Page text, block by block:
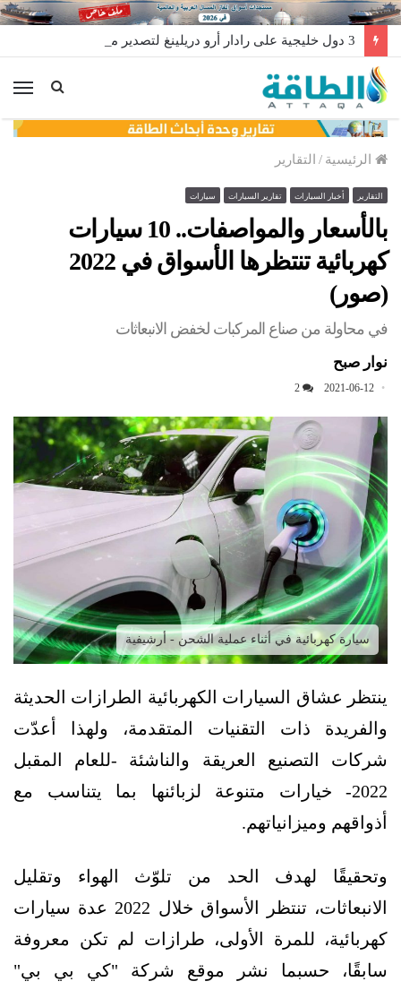
3 دول خليجية على رادار أرو دريلينغ لتصدير منصات الحفر
الرئيسية / التقارير
التقارير أخبار السيارات تقارير السيارات سيارات
بالأسعار والمواصفات.. 10 سيارات
كهربائية تنتظرها الأسواق في 2022
(صور)
في محاولة من صناع المركبات لخفض الانبعاثات
نوار صبح
2021-06-12
2
سيارة كهربائية في أثناء عملية الشحن - أرشيفية
ينتظر عشاق السيارات الكهربائية الطرازات الحديثة
والفريدة ذات التقنيات المتقدمة، ولهذا أعدّت
شركات التصنيع العريقة والناشئة -للعام المقبل
2022- خيارات متنوعة لزبائنها بما يتناسب مع
أذواقهم وميزانياتهم.
وتحقيقًا لهدف الحد من تلوّث الهواء وتقليل
الانبعاثات، تنتظر الأسواق خلال 2022 عدة سيارات
كهربائية، للمرة الأولى، طرازات لم تكن معروفة
سابقًا، حسبما نشر موقع شركة "كي بي بي"